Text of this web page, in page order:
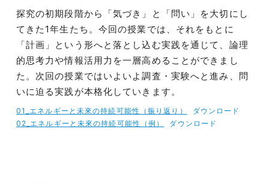
探究の初期段階から「気づき」と「問い」を大切にし
てきた1年生たち。今回の授業では、それをもとに
「計画」という形へと落とし込む実践を通じて、論理
的思考力や情報活用力を一層高めることができまし
た。次回の授業ではいよいよ調査・実験へと進み、問
いに迫る実践が本格化していきます。
01_エネルギーと未來の持続可能性（振り返り）
ダウンロード
02_エネルギーと未來の持続可能性（例）
ダウンロード